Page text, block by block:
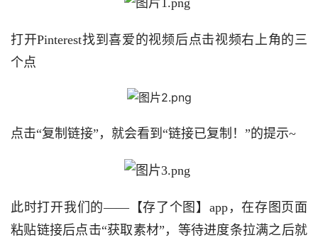
打开Pinterest找到喜爱的视频后点击视频右上角的三
个点
点击“复制链接”，就会看到“链接已复制！”的提示~
此时打开我们的——【存了个图】app，在存图页面
粘贴链接后点击“获取素材”，等待进度条拉满之后就